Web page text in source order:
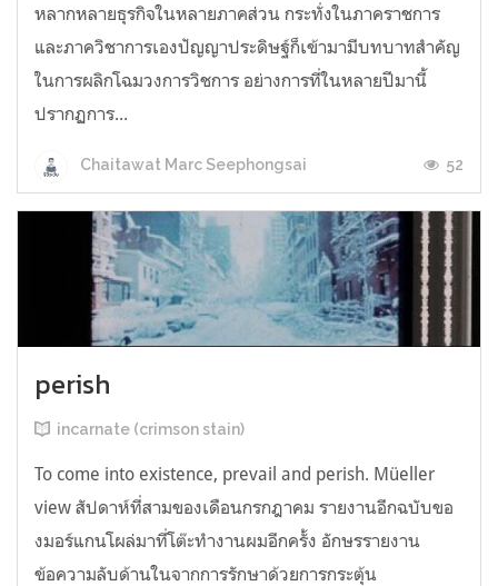
หลากหลายธุรกิจในหลายภาคส่วน กระทั่งในภาคราชการ
และภาควิชาการเองปัญญาประดิษฐ์ก็เข้ามามีบทบาทสำคัญ
ในการผลิกโฉมวงการวิชการ อย่างการที่ในหลายปีมานี้
ปรากฏการ...
Chaitawat Marc Seephongsai 52
perish
incarnate (crimson stain)
To come into existence, prevail and perish. Müeller
view สัปดาห์ที่สามของเดือนกรกฎาคม รายงานอีกฉบับขอ
งมอร์แกนโผล่มาที่โต๊ะทำงานผมอีกครั้ง อักษรรายงาน
ข้อความลับด้านในจากการรักษาด้วยการกระตุ้น